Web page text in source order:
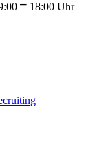
⎻ 18:00 Uhr